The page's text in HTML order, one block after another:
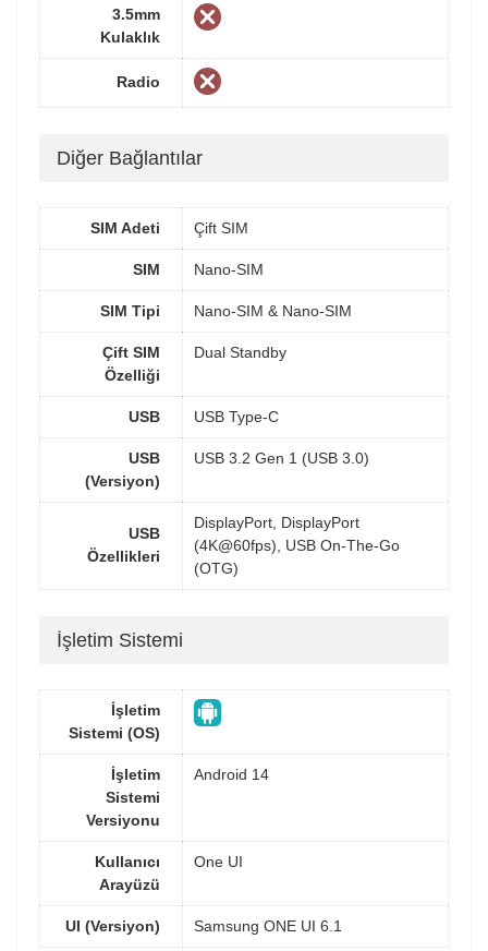
3.5mm
Kulaklık
Radio
Diğer Bağlantılar
SIM Adeti Çift SIM
SIM Nano-SIM
SIM Tipi Nano-SIM & Nano-SIM
Çift SIM
Özelliği
Dual Standby
USB USB Type-C
USB
(Versiyon)
USB 3.2 Gen 1 (USB 3.0)
USB
Özellikleri
DisplayPort, DisplayPort
(4K@60fps), USB On-The-Go
(OTG)
İşletim Sistemi
İşletim
Sistemi (OS)
İşletim
Sistemi
Versiyonu
Android 14
Kullanıcı
Arayüzü
One UI
UI (Versiyon) Samsung ONE UI 6.1